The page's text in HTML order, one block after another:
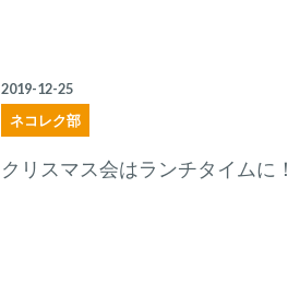
ネコレク部
2019-12-25
クリスマス会はランチタイムに！